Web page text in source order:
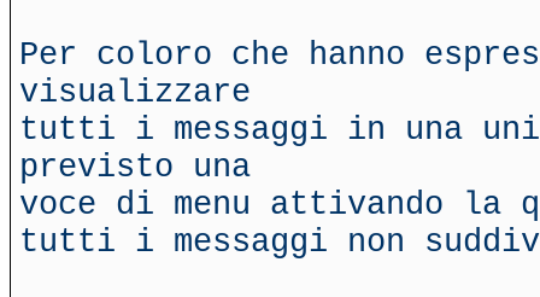
Per coloro che hanno
visualizzare
tutti i messaggi in una
previsto una
voce di menu attivando
tutti i messaggi non